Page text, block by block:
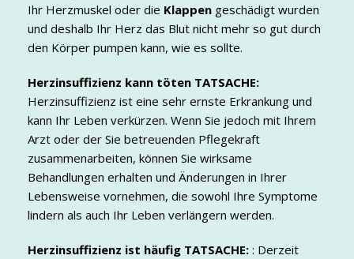
Ihr Herzmuskel oder die Klappen geschädigt wurden
und deshalb Ihr Herz das Blut nicht mehr so gut durch
den Körper pumpen kann, wie es sollte.
Herzinsuffizienz kann töten TATSACHE:
Herzinsuffizienz ist eine sehr ernste Erkrankung und
kann Ihr Leben verkürzen. Wenn Sie jedoch mit Ihrem
Arzt oder der Sie betreuenden Pflegekraft
zusammenarbeiten, können Sie wirksame
Behandlungen erhalten und Änderungen in Ihrer
Lebensweise vornehmen, die sowohl Ihre Symptome
lindern als auch Ihr Leben verlängern werden.
Herzinsuffizienz ist häufig TATSACHE: : Derzeit